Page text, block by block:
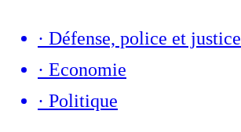
· Défense, police et justice
· Economie
· Politique